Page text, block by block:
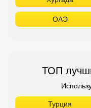
Турция
Хургада
ОАЭ